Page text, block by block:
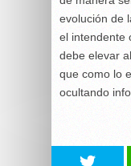
evolución de
el intendente
debe elevar
que como lo
ocultando